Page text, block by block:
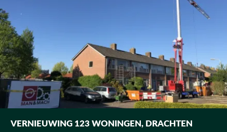
VERNIEUWING 123 WONINGEN, DRACHTEN